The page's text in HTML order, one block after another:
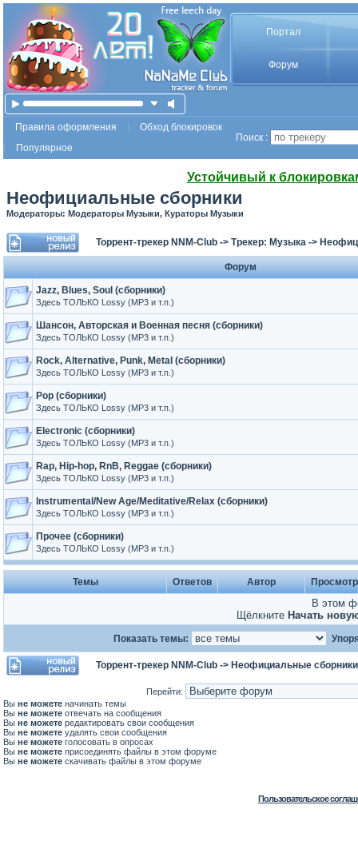
Портал
Форум
Правила оформления
Обход блокировок
Популярное
Поиск :
Устойчивый к
Неофициальные сборники
Модераторы: Модераторы Музыки, Кураторы Музыки
Торрент-трекер NNM-Club -> Трекер: Музыка ->
Форум
Jazz, Blues, Soul (сборники)
Здесь ТОЛЬКО Lossy (MP3 и т.п.)
Шансон, Авторская и Военная песня (сборники)
Здесь ТОЛЬКО Lossy (MP3 и т.п.)
Rock, Alternative, Punk, Metal (сборники)
Здесь ТОЛЬКО Lossy (MP3 и т.п.)
Pop (сборники)
Здесь ТОЛЬКО Lossy (MP3 и т.п.)
Electronic (сборники)
Здесь ТОЛЬКО Lossy (MP3 и т.п.)
Rap, Hip-hop, RnB, Reggae (сборники)
Здесь ТОЛЬКО Lossy (MP3 и т.п.)
Instrumental/New Age/Meditative/Relax (сборники)
Здесь ТОЛЬКО Lossy (MP3 и т.п.)
Прочее (сборники)
Здесь ТОЛЬКО Lossy (MP3 и т.п.)
Темы Ответов Автор
В этом
Щёлкните Начать
Показать темы:
Торрент-трекер NNM-Club -> Неофициальные сборники
Перейти:
Вы не можете начинать темы
Вы не можете отвечать на сообщения
Вы не можете редактировать свои сообщения
Вы не можете удалять свои сообщения
Вы не можете голосовать в опросах
Вы не можете присоединять файлы в этом форуме
Вы не можете скачивать файлы в этом форуме
Пользовательское